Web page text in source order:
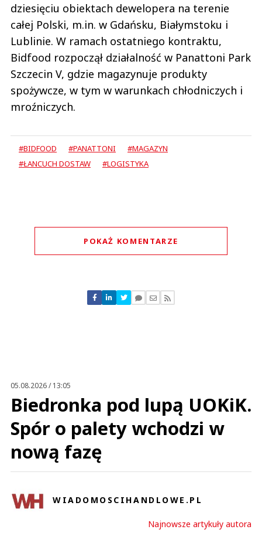
dziesięciu obiektach dewelopera na terenie
całej Polski, m.in. w Gdańsku, Białymstoku i
Lublinie. W ramach ostatniego kontraktu,
Bidfood rozpoczął działalność w Panattoni Park
Szczecin V, gdzie magazynuje produkty
spożywcze, w tym w warunkach chłodniczych i
mroźniczych.
#BIDFOOD #PANATTONI
#MAGAZYN
#ŁANCUCH DOSTAW
#LOGISTYKA
POKAŻ KOMENTARZE
Nie znaleziono komentarzy
Zostaw swoje komentarze
05.08.2026 / 13:05
Biedronka pod lupą UOKiK.
Spór o palety wchodzi w
nową fazę
WIADOMOSCIHANDLOWE.PL
Najnowsze artykuły autora